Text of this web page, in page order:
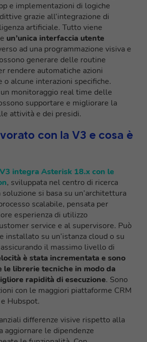
e implementazioni di logiche
grazie all’integrazione di
artificiale. Tutto viene
un’unica interfaccia utente
ad una programmazione visiva e
generare delle routine
r rendere automatiche azioni
alcune interazioni specifiche.
monitoraggio realtime delle
supportare e migliorare la
attività e dei presidi.
con la V3 e cosa è
integra Asterisk 18.x con le
, sviluppata nel centro di ricerca
si basa su un’architettura
scalabile, pensata per
esperienza di utilizzo
service e al supervisore. Può
installato su un’istanza cloud o su
il massimo livello di
è stata incrementata e sono
le librerie tecniche in modo da
rapidità di esecuzione. Sono
con le maggiori piattaforme CRM
Hubspot.
differenze visive rispetto alla
aggiornare le dipendenze